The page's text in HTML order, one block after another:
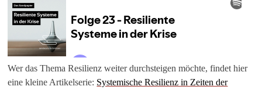
Wer das Thema Resilienz weiter durchsteigen möchte, findet hier
eine kleine Artikelserie: Systemische Resilienz in Zeiten der